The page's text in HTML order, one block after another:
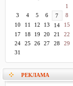
1
3
4 5 6 7 8
10
11 12 13 14 15
17
18 19 20 21 22
24
25 26 27 28 29
31
РЕКЛАМА